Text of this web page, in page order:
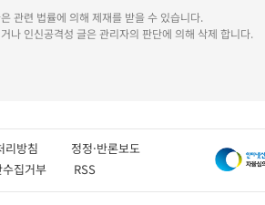
관련 법률에 의해 제재를 받을 수 있습니다.
나 인신공격성 글은 관리자의 판단에 의해 삭제 합니다.
처리방침 정정·반론보도
집거부 RSS